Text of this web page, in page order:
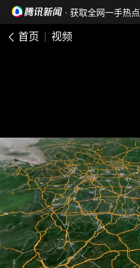
· 获取全网一手热点
首页 视频